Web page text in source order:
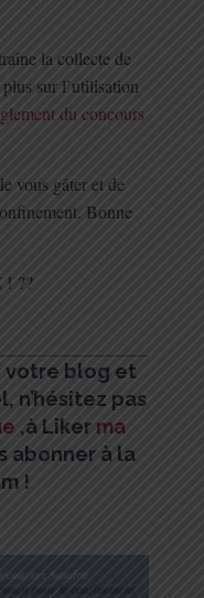
la collecte de
sur l’utilisation
du concours
vous gâter et de
Bonne
! ??
votre blog et
n’hésitez pas
,à Liker ma
abonner à la
!